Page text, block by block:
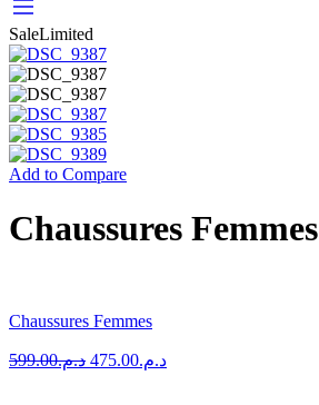
SaleLimited
Add to Compare
Chaussures Femmes
Chaussures Femmes
د.م.599.00 د.م.475.00